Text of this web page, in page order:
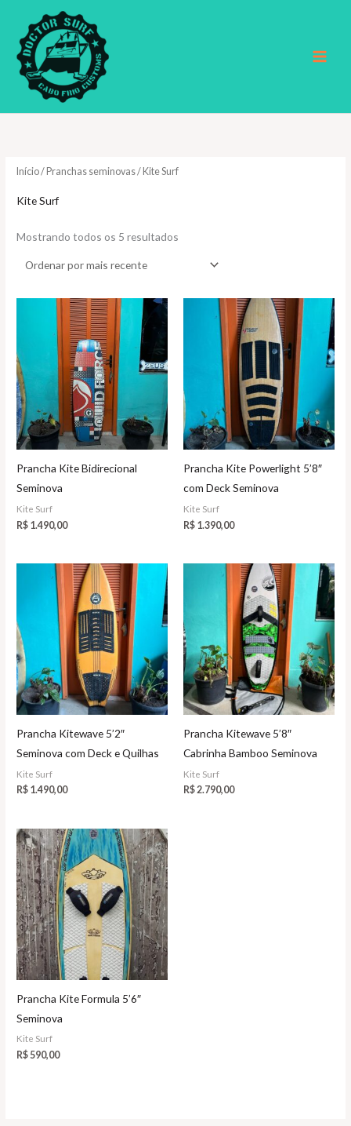
conteúdo
Início/ Pranchas seminovas/ Kite Surf
Kite Surf
Mostrando todos os 5 resultados
recente
Prancha Kite Bidirecional
Seminova
Kite Surf
R$ 1.490,00
Prancha Kite Powerlight 5’8″
com Deck Seminova
Kite Surf
R$ 1.390,00
Prancha Kitewave 5’2″
Seminova com Deck e Quilhas
Kite Surf
R$ 1.490,00
Prancha Kitewave 5’8″
Cabrinha Bamboo Seminova
Kite Surf
R$2.790,00
Prancha Kite Formula 5’6″
Seminova
Kite Surf
R$ 590,00